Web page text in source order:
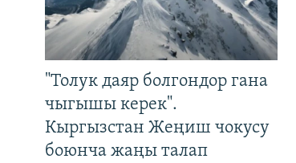
"Толук даяр болгондор гана
чыгышы керек".
Кыргызстан Жеңиш чокусу
боюнча жаңы талап